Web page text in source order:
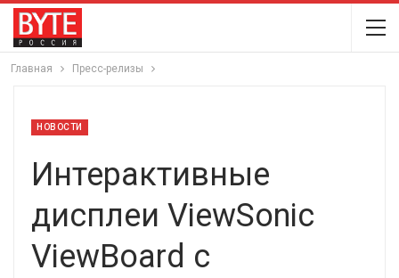
Главная Пресс-релизы
НОВОСТИ
Интерактивные
дисплеи ViewSonic
ViewBoard с